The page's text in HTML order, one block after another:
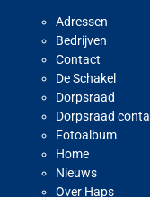
Adressen
Bedrijven
Contact
De Schakel
Dorpsraad
Dorpsraad
Fotoalbum
Home
Nieuws
Over Haps